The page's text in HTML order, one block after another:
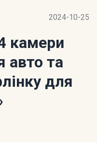
2024-10-25
камери
авто та
для